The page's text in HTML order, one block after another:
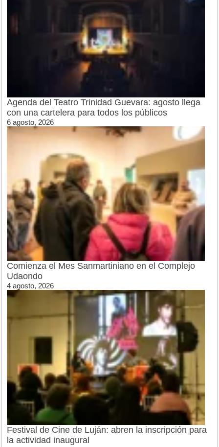
Agenda del Teatro Trinidad Guevara: agosto llega
con una cartelera para todos los públicos
6 agosto, 2026
Comienza el Mes Sanmartiniano en el Complejo
Udaondo
4 agosto, 2026
Festival de Cine de Luján: abren la inscripción para
la actividad inaugural